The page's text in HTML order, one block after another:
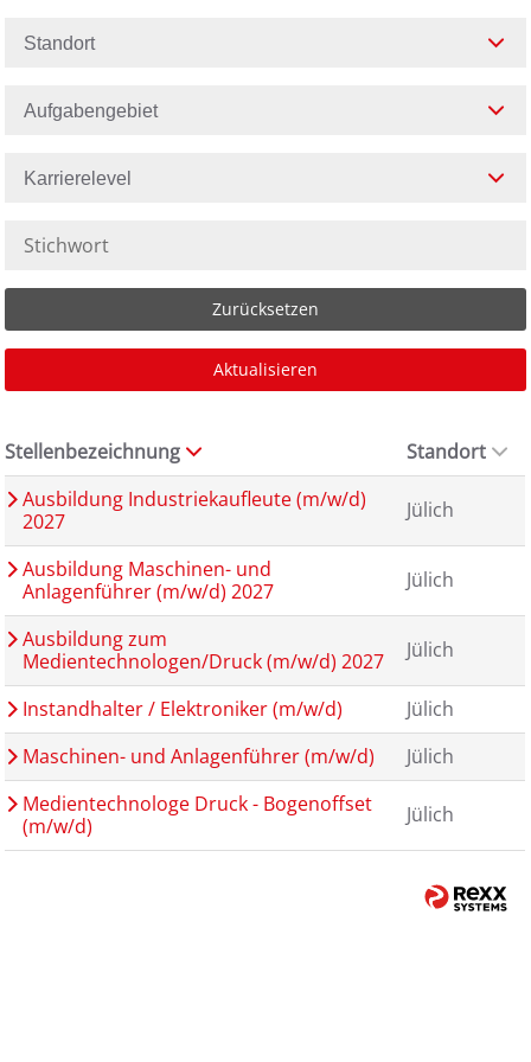
Standort
Aufgabengebiet
Karrierelevel
Zurücksetzen
Aktualisieren
Stellenbezeichnung
Standort
Ausbildung Industriekaufleute (m/w/d)
2027
Jülich
Ausbildung Maschinen- und
Anlagenführer (m/w/d) 2027
Jülich
Ausbildung zum
Medientechnologen/Druck (m/w/d) 2027
Jülich
Instandhalter / Elektroniker (m/w/d)
Jülich
Maschinen- und Anlagenführer (m/w/d)
Jülich
Medientechnologe Druck - Bogenoffset
(m/w/d)
Jülich